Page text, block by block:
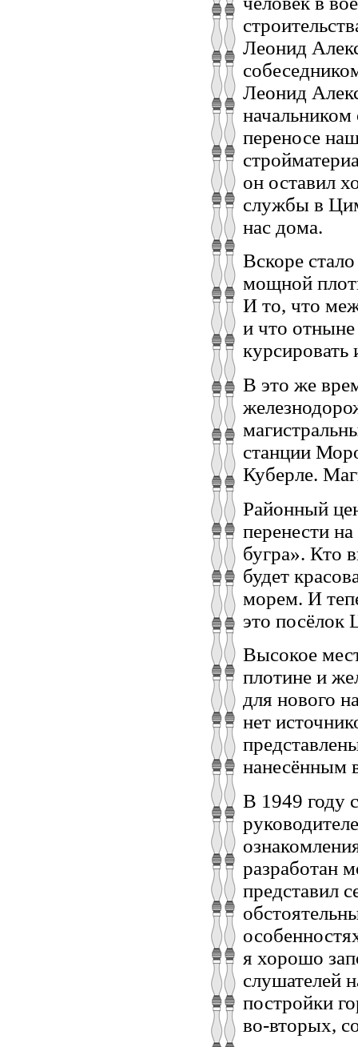
Леонид
Леонид
переносе
он оставил
службы в
нас дома.
Вскоре
мощной
И то, что
и что отныне
курсировать
В это же
станции
Куберле.
Районный
перенести
бугра». Кто
будет
морем. И
это посёлок
Высокое
плотине и
для нового
нет
нанесённым
В 1949 году
разработан
представил
я хорошо
слушателей
постройки
во-вторых,